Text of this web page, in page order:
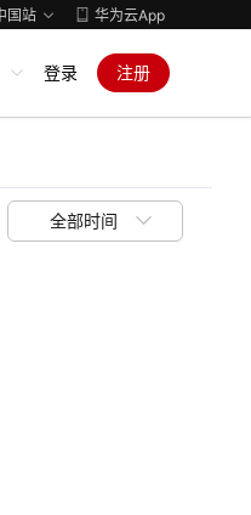
国站 华为云App
登录 注册
全部时间